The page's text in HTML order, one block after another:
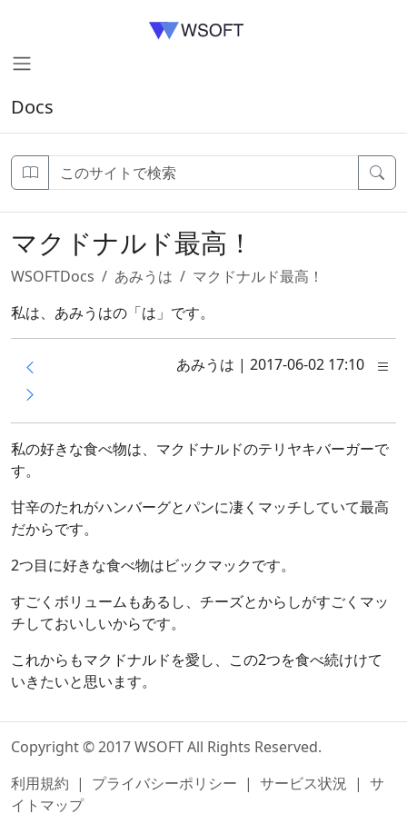
Docs
マクドナルド最高！
WSOFTDocs あみうは
マクドナルド最高！
私は、あみうはの「は」です。
あみうは | 2017-06-02 17:10
私の好きな食べ物は、マクドナルドのテリヤキバーガーで
す。
甘辛のたれがハンバーグとパンに凄くマッチしていて最高
だからです。
2つ目に好きな食べ物はビックマックです。
すごくボリュームもあるし、チーズとからしがすごくマッ
チしておいしいからです。
これからもマクドナルドを愛し、この2つを食べ続けけて
いきたいと思います。
Copyright © 2017 WSOFT All Rights Reserved.
利用規約 | プライバシーポリシー | サービス状況 | サ
イトマップ